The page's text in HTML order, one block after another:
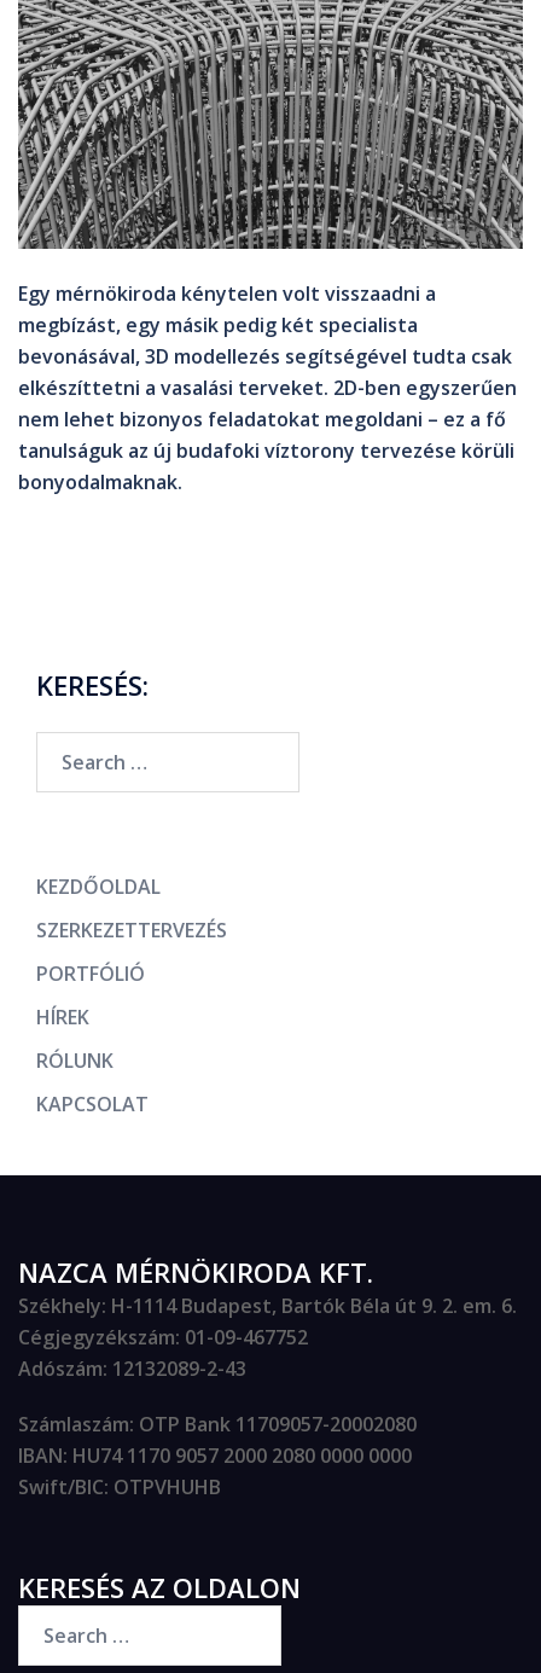
Egy mérnökiroda kénytelen volt visszaadni a
megbízást, egy másik pedig két specialista
bevonásával, 3D modellezés segítségével tudta csak
elkészíttetni a vasalási terveket. 2D-ben egyszerűen
nem lehet bizonyos feladatokat megoldani – ez a fő
tanulságuk az új budafoki víztorony tervezése körüli
bonyodalmaknak.
KERESÉS:
KEZDŐOLDAL
SZERKEZETTERVEZÉS
PORTFÓLIÓ
HÍREK
RÓLUNK
KAPCSOLAT
NAZCA MÉRNÖKIRODA KFT.
Székhely: H-1114 Budapest, Bartók Béla út 9. 2. em. 6.
Cégjegyzékszám: 01-09-467752
Adószám: 12132089-2-43
Számlaszám: OTP Bank 11709057-20002080
IBAN: HU74 1170 9057 2000 2080 0000 0000
Swift/BIC: OTPVHUHB
KERESÉS AZ OLDALON